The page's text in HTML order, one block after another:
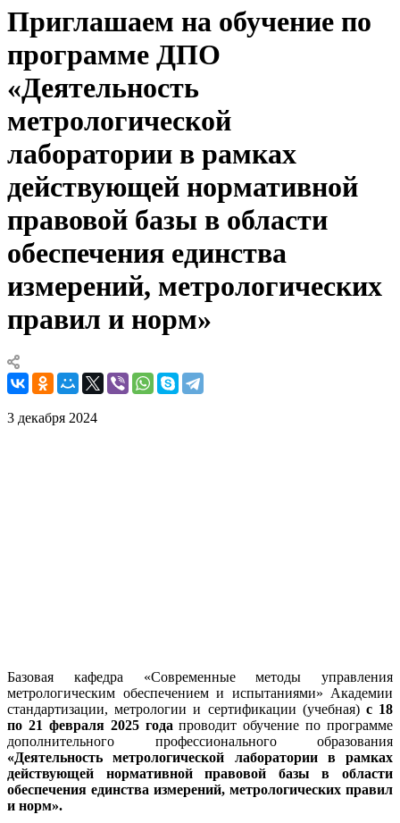
Приглашаем на обучение по
программе ДПО
«Деятельность
метрологической
лаборатории в рамках
действующей нормативной
правовой базы в области
обеспечения единства
измерений, метрологических
правил и норм»
3 декабря 2024
Базовая кафедра «Современные методы управления
метрологическим обеспечением и испытаниями» Академии
стандартизации, метрологии и сертификации (учебная) с 18
по 21 февраля 2025 годапроводит обучение по программе
дополнительного профессионального образования
«Деятельность метрологической лаборатории в рамках
действующей нормативной правовой базы в области
обеспечения единства измерений, метрологических правил
и норм».